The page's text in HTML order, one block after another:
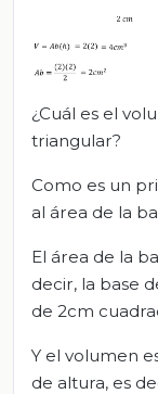
¿Cuál es el
triangular?
Como es un
al área de la
El área de la
decir, la base
de 2cm
Y el volumen
de altura, es